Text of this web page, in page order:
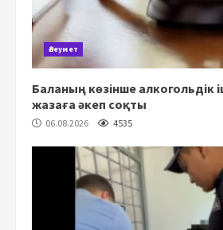
Әлеумет
Баланың көзінше алкогольдік
жазаға әкеп соқты
06.08.2026 4535